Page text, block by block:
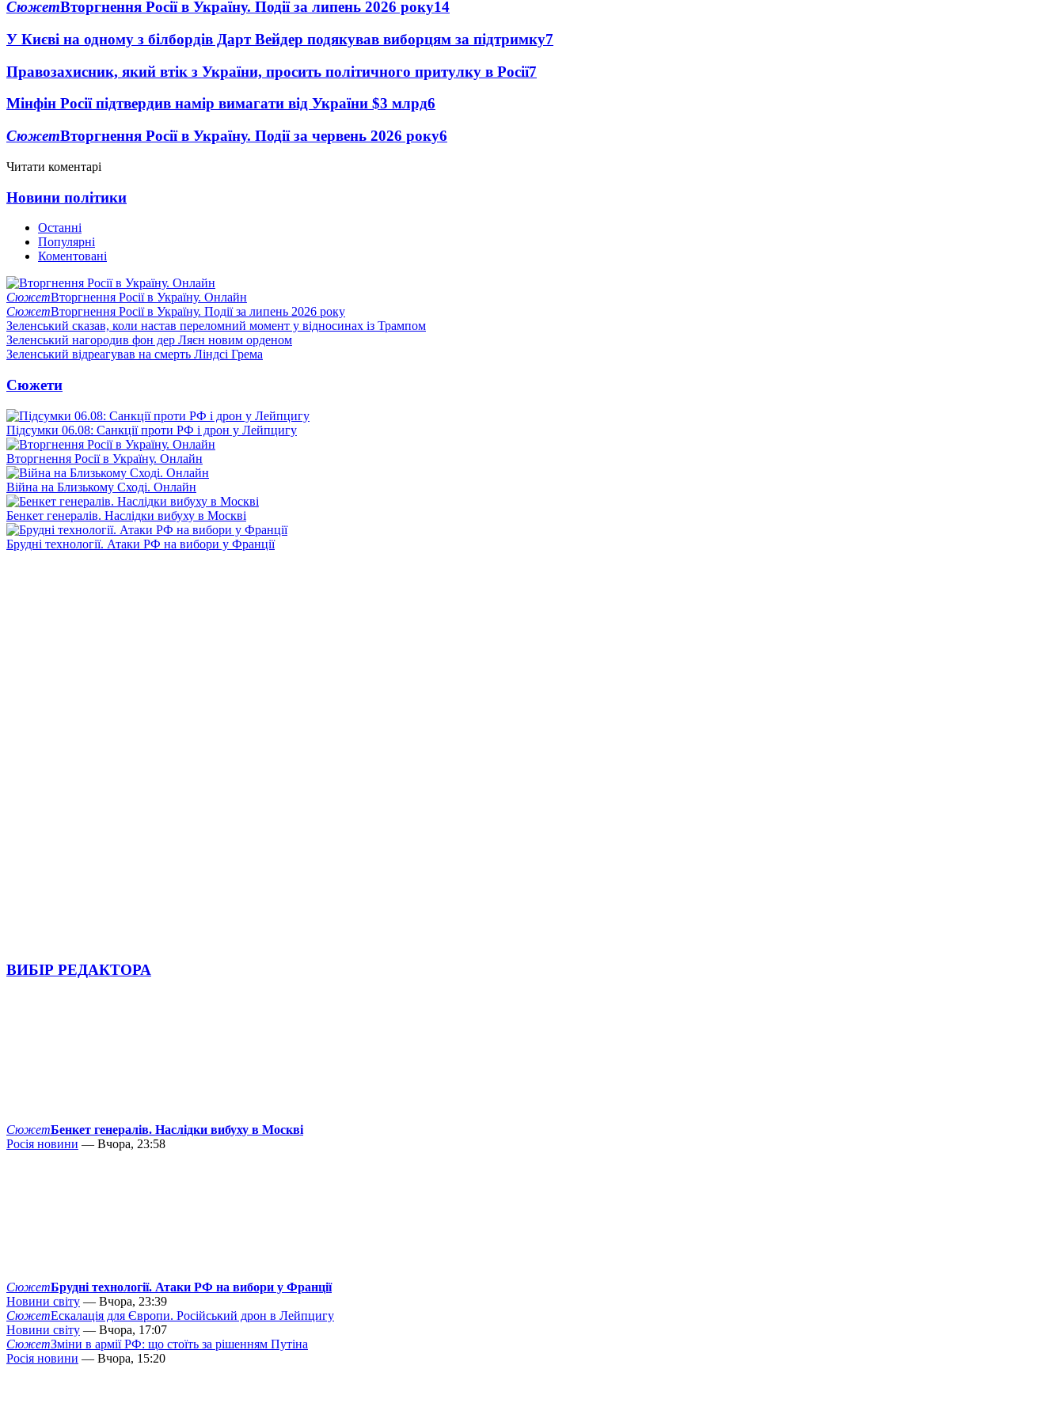
СюжетВторгнення Росії в Україну. Події за липень 2026 року14
У Києві на одному з білбордів Дарт Вейдер подякував виборцям за підтримку7
Правозахисник, який втік з України, просить політичного притулку в Росії7
Мінфін Росії підтвердив намір вимагати від України $3 млрд6
СюжетВторгнення Росії в Україну. Події за червень 2026 року6
Читати коментарі
Новини політики
Останні
Популярні
Коментовані
СюжетВторгнення Росії в Україну. Онлайн
СюжетВторгнення Росії в Україну. Події за липень 2026 року
Зеленський сказав, коли настав переломний момент у відносинах із Трампом
Зеленський нагородив фон дер Ляєн новим орденом
Зеленський відреагував на смерть Ліндсі Грема
Сюжети
Підсумки 06.08: Санкції проти РФ і дрон у Лейпцигу
Вторгнення Росії в Україну. Онлайн
Війна на Близькому Сході. Онлайн
Бенкет генералів. Наслідки вибуху в Москві
Брудні технології. Атаки РФ на вибори у Франції
ВИБІР РЕДАКТОРА
СюжетБенкет генералів. Наслідки вибуху в Москві
Росія новини — Вчора, 23:58
СюжетБрудні технології. Атаки РФ на вибори у Франції
Новини світу — Вчора, 23:39
СюжетЕскалація для Європи. Російський дрон в Лейпцигу
Новини світу — Вчора, 17:07
СюжетЗміни в армії РФ: що стоїть за рішенням Путіна
Росія новини — Вчора, 15:20